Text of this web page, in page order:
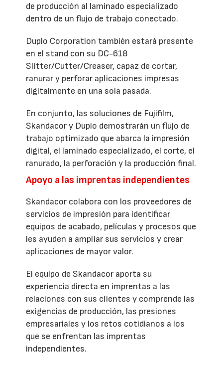
de producción al laminado especializado
dentro de un flujo de trabajo conectado.
Duplo Corporation también estará presente
en el stand con su DC-618
Slitter/Cutter/Creaser, capaz de cortar,
ranurar y perforar aplicaciones impresas
digitalmente en una sola pasada.
En conjunto, las soluciones de Fujifilm,
Skandacor y Duplo demostrarán un flujo de
trabajo optimizado que abarca la impresión
digital, el laminado especializado, el corte, el
ranurado, la perforación y la producción final.
Apoyo a las imprentas independientes
Skandacor colabora con los proveedores de
servicios de impresión para identificar
equipos de acabado, películas y procesos que
les ayuden a ampliar sus servicios y crear
aplicaciones de mayor valor.
El equipo de Skandacor aporta su
experiencia directa en imprentas a las
relaciones con sus clientes y comprende las
exigencias de producción, las presiones
empresariales y los retos cotidianos a los
que se enfrentan las imprentas
independientes.